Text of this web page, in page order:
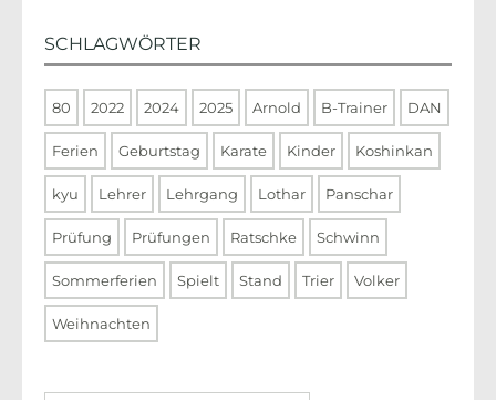
SCHLAGWÖRTER
80 2022 2024 2025 Arnold B-Trainer DAN
Ferien Geburtstag Karate Kinder Koshinkan
kyu Lehrer Lehrgang Lothar Panschar
Prüfung Prüfungen Ratschke Schwinn
Sommerferien Spielt Stand Trier Volker
Weihnachten